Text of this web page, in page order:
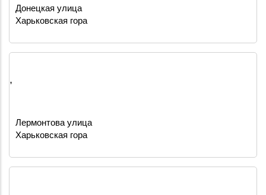
Донецкая улица
Харьковская гора
,
Лермонтова улица
Харьковская гора